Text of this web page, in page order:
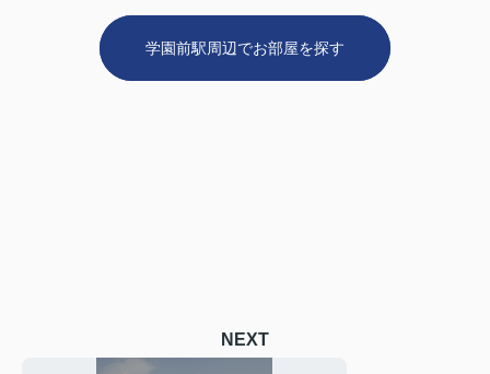
学園前駅周辺でお部屋を探す
NEXT